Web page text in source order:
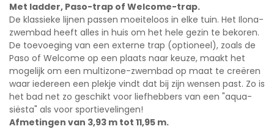
Met ladder, Paso-trap of Welcome-trap.
De klassieke lijnen passen moeiteloos in elke tuin. Het Ilona-
zwembad heeft alles in huis om het hele gezin te bekoren.
De toevoeging van een externe trap (optioneel), zoals de
Paso of Welcome op een plaats naar keuze, maakt het
mogelijk om een multizone-zwembad op maat te creëren
waar iedereen een plekje vindt dat bij zijn wensen past. Zo is
het bad net zo geschikt voor liefhebbers van een "aqua-
siësta" als voor sportievelingen!
Afmetingen van 3,93 m tot 11,95 m.